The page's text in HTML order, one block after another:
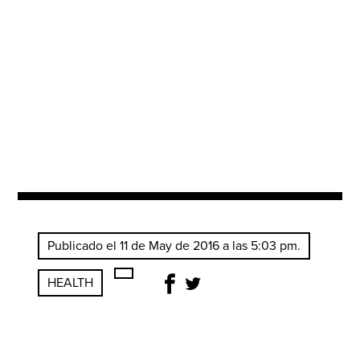
Publicado el 11 de May de 2016 a las 5:03 pm.
HEALTH